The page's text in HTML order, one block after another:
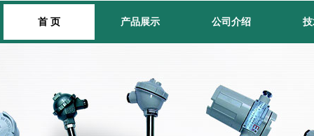
首 页 产品展示 公司介绍